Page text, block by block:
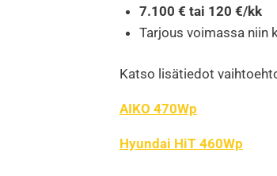
7.100 € tai 120 €/kk
Tarjous voimassa niin
Katso lisätiedot
AIKO 470Wp
Hyundai HiT 460Wp